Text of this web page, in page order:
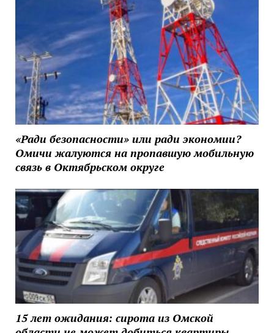
«Ради безопасности» или ради экономии?
Омичи жалуются на пропавшую мобильную
связь в Октябрьском округе
15 лет ожидания: сирота из Омской